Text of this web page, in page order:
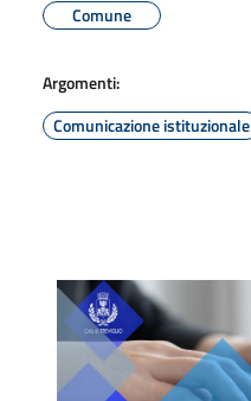
Comune
Argomenti:
Comunicazione istituzionale